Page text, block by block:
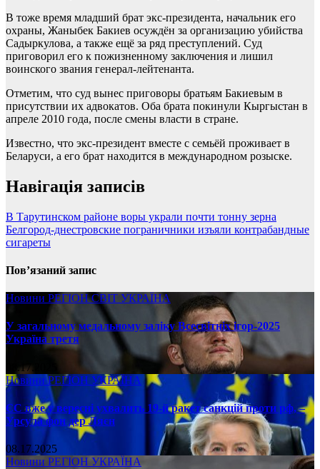
В тоже время младший брат экс-президента, начальник его
охраны, Жаныбек Бакиев осуждён за организацию убийства
Садыркулова, а также ещё за ряд преступлений. Суд
приговорил его к пожизненному заключения и лишил
воинского звания генерал-лейтенанта.
Отметим, что суд вынес приговоры братьям Бакиевым в
присутствии их адвокатов. Оба брата покинули Кыргыстан в
апреле 2010 года, после смены власти в стране.
Известно, что экс-президент вместе с семьёй проживает в
Беларуси, а его брат находится в международном розыске.
Навігація записів
В Тарутинском районе воры украли почти тонну зерна
Белгород-днестровские пограничники изъяли контрабандные
сигареты
Пов’язаний запис
Новини РЕГІОНСВІТ УКРАЇНА
У загальному медальному заліку Всесвітніх ігор-2025
Україна третя
08.17.2025
НовиниРЕГІОН УКРАЇНА
ЄС вже у вересні ухвалить 19-й ракет санкцій проти рф, –
Урсула фон дер Ляєн
08.17.2025
Новини РЕГІОН УКРАЇНА